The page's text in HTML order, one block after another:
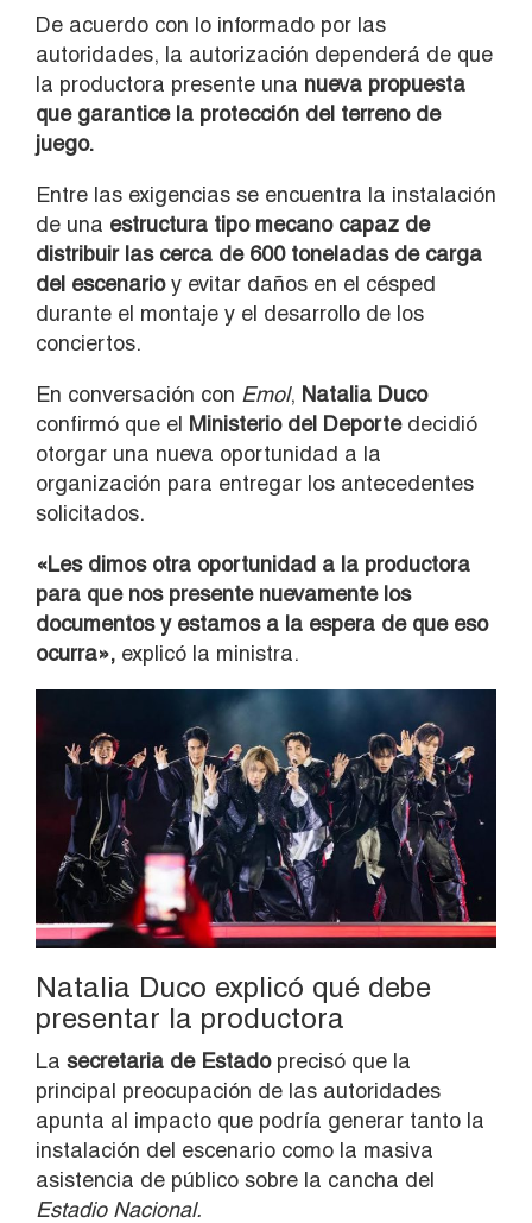
De acuerdo con lo informado por las
autoridades, la autorización dependerá de que
la productora presente una nueva propuesta
que garantice la protección del terreno de
juego.
Entre las exigencias se encuentra la instalación
de una estructura tipo mecano capaz de
distribuir las cerca de 600 toneladas de carga
del escenarioy evitar daños en el césped
durante el montaje y el desarrollo de los
conciertos.
En conversación con Emol, Natalia Duco
confirmó que el Ministerio del Deportedecidió
otorgar una nueva oportunidad a la
organización para entregar los antecedentes
solicitados.
«Les dimos otra oportunidad a la productora
para que nos presente nuevamente los
documentos y estamos a la espera de que eso
ocurra», explicó la ministra.
Natalia Duco explicó qué debe
presentar la productora
La secretaria de Estadoprecisó que la
principal preocupación de las autoridades
apunta al impacto que podría generar tanto la
instalación del escenario como la masiva
asistencia de público sobre la cancha del
Estadio Nacional.